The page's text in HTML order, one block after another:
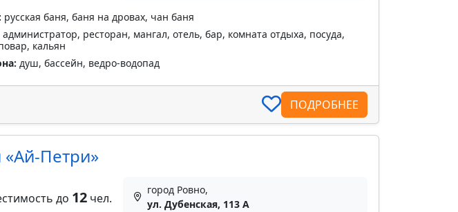
русская баня, баня на дровах, чан баня
администратор, ресторан, мангал, отель, бар, комната отдыха, посуда,
кальян
душ, бассейн, ведро-водопад
ПОДРОБНЕЕ
«Ай-Петри»
до 12чел.
город Ровно,
ул. Дубенская, 113 А